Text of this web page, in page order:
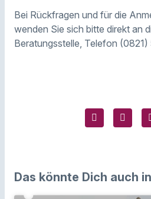
Bei Rückfragen und für die
wenden Sie sich bitte direkt an
Beratungsstelle, Telefon
Das könnte Dich auch